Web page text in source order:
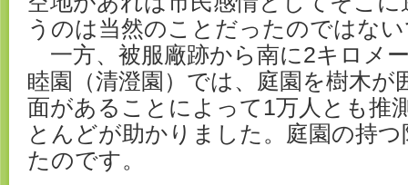
うのは当然のことだったのではな
一方、被服廠跡から南に2キロメ
睦園（清澄園）では、庭園を樹木が
面があることによって1万人とも推
とんどが助かりました。庭園の持
たのです。